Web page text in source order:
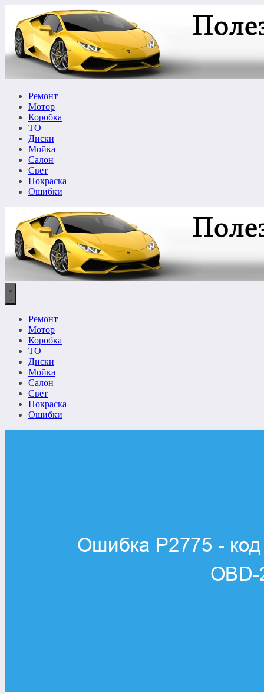
содержимому
Ремонт
Мотор
Коробка
ТО
Диски
Мойка
Салон
Свет
Покраска
Ошибки
Ремонт
Мотор
Коробка
ТО
Диски
Мойка
Салон
Свет
Покраска
Ошибки